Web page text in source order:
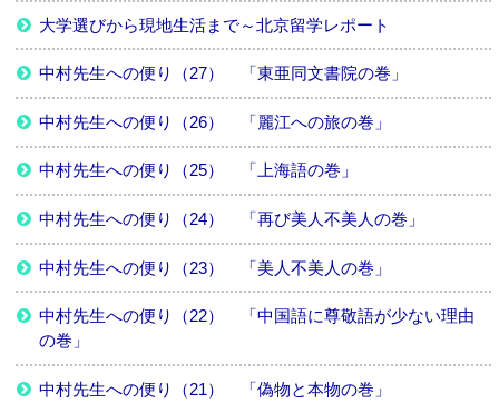
大学選びから現地生活まで～北京留学レポート
中村先生への便り（27） 「東亜同文書院の巻」
中村先生への便り（26） 「麗江への旅の巻」
中村先生への便り（25） 「上海語の巻」
中村先生への便り（24） 「再び美人不美人の巻」
中村先生への便り（23） 「美人不美人の巻」
中村先生への便り（22） 「中国語に尊敬語が少ない理由
の巻」
中村先生への便り（21） 「偽物と本物の巻」